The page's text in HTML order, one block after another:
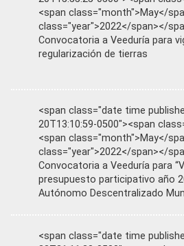
<span class="month">May</
class="year">2022</span></
Convocatoria a Veeduría para
regularización de tierras
<span class="date time
20T13:10:59-0500"><span
<span class="month">May</
class="year">2022</span></
Convocatoria a Veeduría para
presupuesto participativo año
Autónomo Descentralizado
<span class="date time